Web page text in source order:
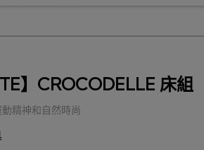
】CROCODELLE 床組
精神和自然時尚